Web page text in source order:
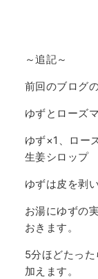
～追記～
前回のブログ
ゆずとローズ
ゆず×1、ロー
生姜シロップ
ゆずは皮を剥
お湯にゆずの
おきます。
5分ほどたっ
加えます。